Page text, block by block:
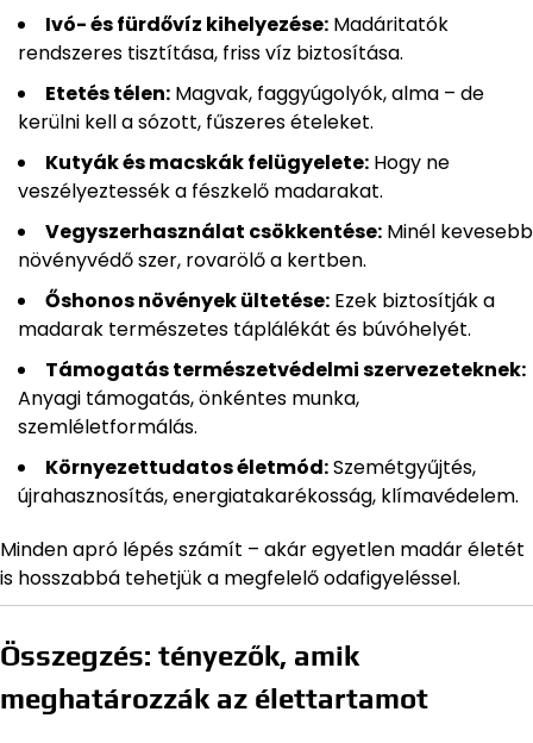
Ivó- és fürdővíz kihelyezése: Madáritatók
rendszeres tisztítása, friss víz biztosítása.
Etetés télen: Magvak, faggyúgolyók, alma – de
kerülni kell a sózott, fűszeres ételeket.
Kutyák és macskák felügyelete: Hogy ne
veszélyeztessék a fészkelő madarakat.
Vegyszerhasználat csökkentése: Minél kevesebb
növényvédő szer, rovarölő a kertben.
Őshonos növények ültetése: Ezek biztosítják a
madarak természetes táplálékát és búvóhelyét.
Támogatás természetvédelmi szervezeteknek:
Anyagi támogatás, önkéntes munka,
szemléletformálás.
Környezettudatos életmód:Szemétgyűjtés,
újrahasznosítás, energiatakarékosság, klímavédelem.
Minden apró lépés számít – akár egyetlen madár életét
is hosszabbá tehetjük a megfelelő odafigyeléssel.
Összegzés: tényezők, amik
meghatározzák az élettartamot